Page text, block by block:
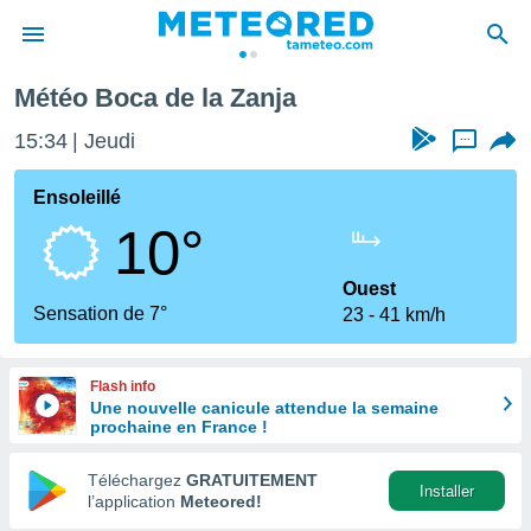
de
en
Météo Boca de la Zanja
15:34 Jeudi ...
Ensoleillé
10°
Sensation de 7°
Ouest
23
41 km/h
Flash info
Une nouvelle canicule attendue la semaine
prochaine en France !
Téléchargez GRATUITEMENT
l’application Meteored!
Installer